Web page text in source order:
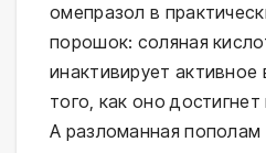
омепразол в
порошок: соляная
инактивирует
того, как оно
А разломанная пополам